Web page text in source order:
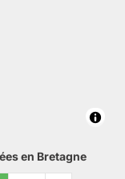
en Bretagne